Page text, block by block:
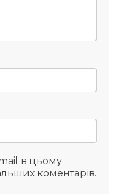
в цьому
коментарів.